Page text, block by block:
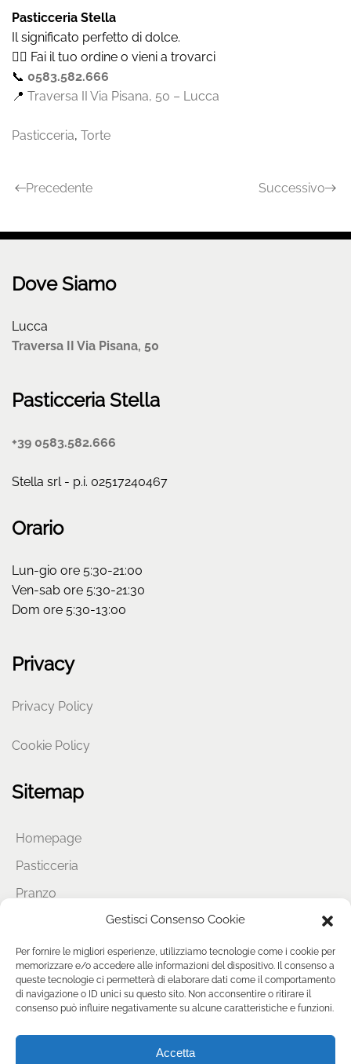
Gestisci Consenso Cookie
Per fornire le migliori esperienze, utilizziamo tecnologie come i cookie per
memorizzare e/o accedere alle informazioni del dispositivo. Il consenso a
queste tecnologie ci permetterà di elaborare dati come il comportamento
di navigazione o ID unici su questo sito. Non acconsentire o ritirare il
consenso può influire negativamente su alcune caratteristiche e funzioni.
Accetta
Pasticceria Stella
Il significato perfetto di dolce.
👉🏻 Fai il tuo ordine o vieni a trovarci
📞 0583.582.666
📍 Traversa II Via Pisana, 50 – Lucca
Pasticceria, Torte
Precedente Successivo
Dove Siamo
Lucca
Traversa II Via Pisana, 50
Pasticceria Stella
+39 0583.582.666
Stella srl - p.i. 02517240467
Orario
Lun-gio ore 5:30-21:00
Ven-sab ore 5:30-21:30
Dom ore 5:30-13:00
Privacy
Privacy Policy
Cookie Policy
Sitemap
Homepage
Pasticceria
Pranzo
Catering
Noi
News